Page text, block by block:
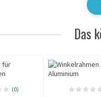
Das
(0)